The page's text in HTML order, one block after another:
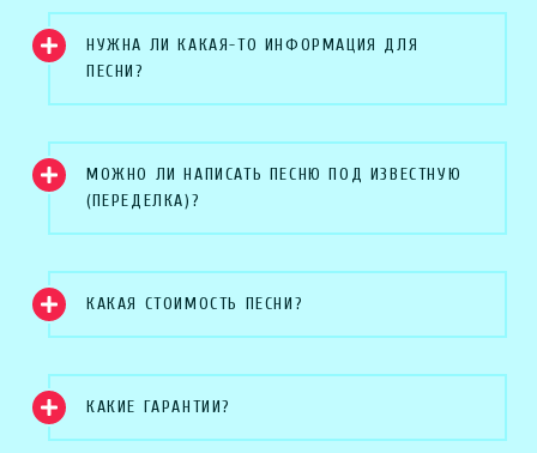
НУЖНА ЛИ КАКАЯ-ТО ИНФОРМАЦИЯ ДЛЯ
ПЕСНИ?
МОЖНО ЛИ НАПИСАТЬ ПЕСНЮ ПОД ИЗВЕСТНУЮ
(ПЕРЕДЕЛКА)?
КАКАЯ СТОИМОСТЬ ПЕСНИ?
КАКИЕ ГАРАНТИИ?